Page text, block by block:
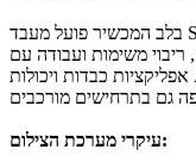
בלב המכשיר פועל מעבד Snapdragon 8 Elite Gen 5 for Galaxy 3nm
משימות ועבודה עם
אפליקציות כבדות ויכולות AI מתקדמות. הביצועים מתורגמים לתגובה
עיקרי מערכת הצילום: